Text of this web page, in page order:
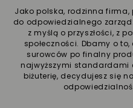
Jako polska, rodzinna
do odpowiedzialnego
z myślą o przyszłości, z
społeczności. Dbamy o
surowców po finalny
najwyższymi standardami
biżuterię, decydujesz się